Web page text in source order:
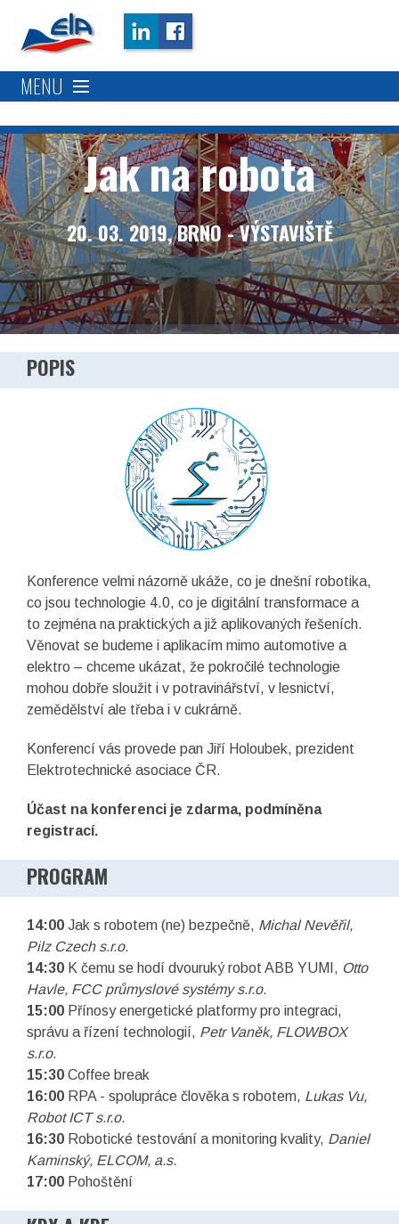
MENU
Popis
Program
Kdy a kde
Kontakt
Jak na robota
20. 03. 2019, BRNO - VÝSTAVIŠTĚ
POPIS
Konference velmi názorně ukáže, co je dnešní robotika,
co jsou technologie 4.0, co je digitální transformace a
to zejména na praktických a již aplikovaných řešeních.
Věnovat se budeme i aplikacím mimo automotive a
elektro – chceme ukázat, že pokročilé technologie
mohou dobře sloužit i v potravinářství, v lesnictví,
zemědělství ale třeba i v cukrárně.
Konferencí vás provede pan Jiří Holoubek, prezident
Elektrotechnické asociace ČR.
Účast na konferenci je zdarma, podmíněna
registrací.
PROGRAM
14:00 Jak s robotem (ne) bezpečně, Michal Nevěřil,
Pilz Czech s.r.o.
14:30 K čemu se hodí dvouruký robot ABB YUMI, Otto
Havle, FCC průmyslové systémy s.r.o.
15:00 Přínosy energetické platformy pro integraci,
správu a řízení technologií, Petr Vaněk, FLOWBOX
s.r.o.
15:30 Coffee break
16:00 RPA - spolupráce člověka s robotem, Lukas Vu,
Robot ICT s.r.o.
16:30 Robotické testování a monitoring kvality, Daniel
Kaminský, ELCOM, a.s.
17:00 Pohoštění